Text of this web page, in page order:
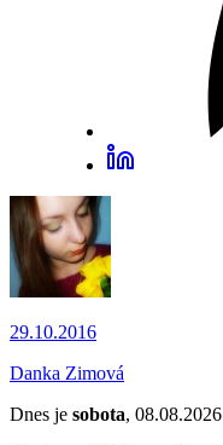
29.10.2016
Danka Zimová
Dnes je sobota, 08.08.2026